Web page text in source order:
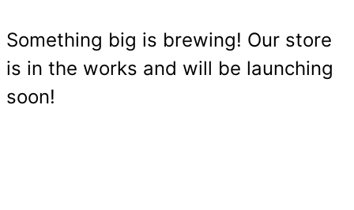
Something big is brewing! Our store
is in the works and will be launching
soon!